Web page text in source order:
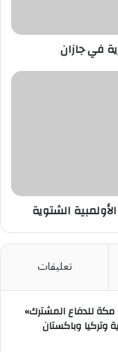
في جازان
الشتوية
تعليقات
مكة للدفاع المشترك»
وباكستان